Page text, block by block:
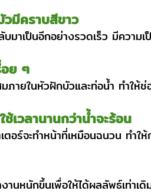
มีคราบสีขาว
มาเป็นอีกอย่างรวดเร็ว มีความ
อย ๆ
มภายในหัวฝักบัวและท่อน้ำ ทำใ
ช้เวลานานกว่าน้ำจะร้อน
ตอร์จะทำหน้าที่เหมือนฉนวน ทำใ
านหนักขึ้นเพื่อให้ได้ผลลัพธ์เท่าเ